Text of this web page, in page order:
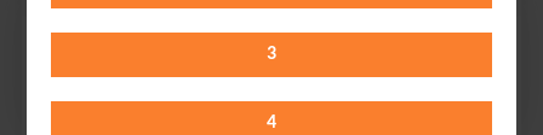
3
4
Rudolf Weber-Arena // Oberhausen
Thursday 12.11.2026